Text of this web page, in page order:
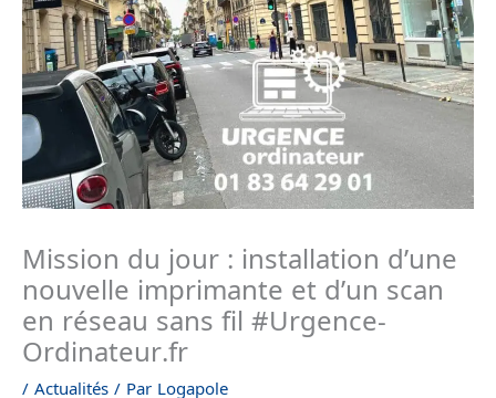
Mission du jour : installation d’une
nouvelle imprimante et d’un scan
en réseau sans fil #Urgence-
Ordinateur.fr
/ Actualités / Par Logapole